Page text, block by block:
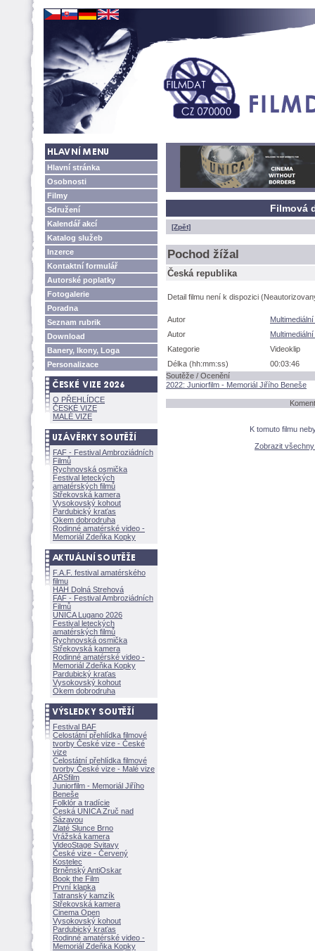
Hlavní stránka
Osobnosti
Filmy
Sdružení
Kalendář akcí
Katalog služeb
Inzerce
Kontaktní formulář
Autorské poplatky
Fotogalerie
Poradna
Seznam rubrik
Download
Banery, Ikony, Loga
Personalizace
O PŘEHLÍDCE
ČESKÉ VIZE
MALÉ VIZE
FAF - Festival Ambroziádních
Filmů
Rychnovská osmička
Festival leteckých
amatérských filmů
Střekovská kamera
Vysokovský kohout
Pardubický kraťas
Okem dobrodruha
Rodinné amatérské video -
Memoriál Zdeňka Kopky
F.A.F. festival amatérského
filmu
HAH Dolná Strehov
FAF - Festival Ambroziádních
Filmů
UNICA Lugano 2026
Festival leteckých
amatérských filmů
Rychnovská osmička
Střekovská kamera
Rodinné amatérské video -
Memoriál Zdeňka Kopky
Pardubický kraťas
Vysokovský kohout
Okem dobrodruha
Festival BAF
Celostátní přehlídka filmové
tvorby České vize - České
vize
Celostátní přehlídka filmové
tvorby České vize - Malé vize
ARSfilm
Juniorfilm - Memoriál Jiřího
Beneše
Folklór a tradície
Česká UNICA Zruč nad
Sázavou
Zlaté Slunce Brno
Vrážská kamera
VideoStage Svitavy
České vize - Červený
Kostelec
Brněnský AntiOskar
Book the Film
První klapka
Tatranský kamzík
Střekovská kamera
Cinema Open
Vysokovský kohout
Pardubický kraťas
Rodinné amatérské video -
Memoriál Zdeňka Kopky
Filmová
[Zpět]
Pochod žížal
Česká republika
Detail filmu není k dispozici
Autor
Autor
Kategorie
Videoklip
Délka (hh:mm:ss)
00:03:46
Soutěže / Ocenění
2022: Juniorfilm - Memoriál Jiřího Beneše
K tomuto filmu
Zobrazit